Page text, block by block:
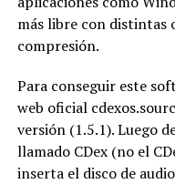
más libre con distintas
compresión.
Para conseguir este
web oficial
versión (1.5.1). Luego
llamado CDex (no el
inserta el disco de